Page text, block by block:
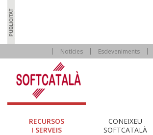
Notícies Esdeveniments
RECURSOS
I SERVEIS
CONEIXEU
SOFTCATALÀ